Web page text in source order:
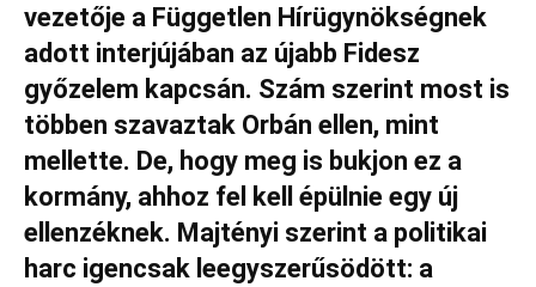
vezetője a Független Hírügynökségnek
adott interjújában az újabb Fidesz
győzelem kapcsán. Szám szerint most is
többen szavaztak Orbán ellen, mint
mellette. De, hogy meg is bukjon ez a
kormány, ahhoz fel kell épülnie egy új
ellenzéknek. Majtényi szerint a politikai
harc igencsak leegyszerűsödött: a